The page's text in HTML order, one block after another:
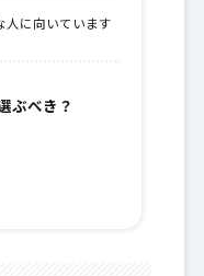
人に向いています
ぶべき？